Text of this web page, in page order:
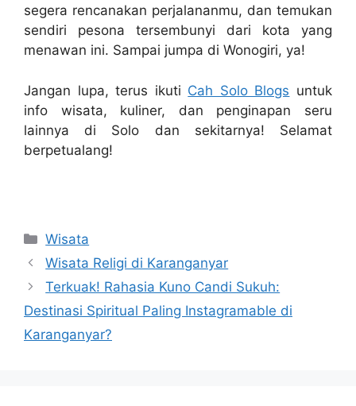
segera rencanakan perjalananmu, dan temukan
sendiri pesona tersembunyi dari kota yang
menawan ini. Sampai jumpa di Wonogiri, ya!
Jangan lupa, terus ikuti Cah Solo Blogs untuk
info wisata, kuliner, dan penginapan seru
lainnya di Solo dan sekitarnya! Selamat
berpetualang!
Kategori
Wisata
Wisata Religi di Karanganyar
Terkuak! Rahasia Kuno Candi Sukuh:
Destinasi Spiritual Paling Instagramable di
Karanganyar?